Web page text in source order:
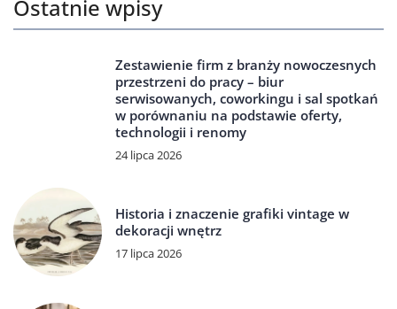
Ostatnie wpisy
Zestawienie firm z branży nowoczesnych
przestrzeni do pracy – biur
serwisowanych, coworkingu i sal spotkań
w porównaniu na podstawie oferty,
technologii i renomy
24 lipca 2026
Historia i znaczenie grafiki vintage w
dekoracji wnętrz
17 lipca 2026